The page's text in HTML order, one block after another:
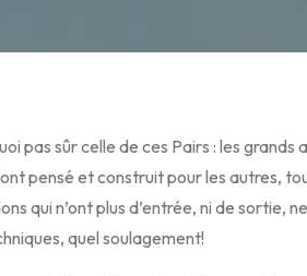
pas sûr celle de ces Pairs : les grands
pensé et construit pour les autres,
qui n’ont plus d’entrée, ni de sortie,
quel soulagement!